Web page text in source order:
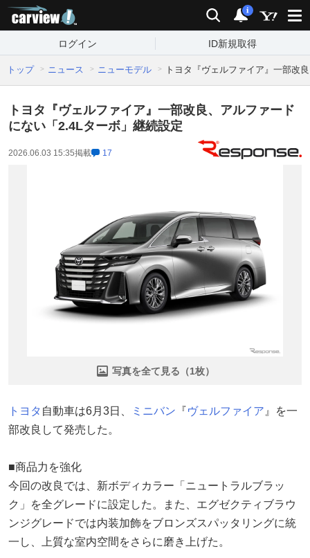
検索 通知
i
ログイン ID新規取得
トップ ニュース ニューモデル トヨタ『ヴェルファイア』一部改
トヨタ『ヴェルファイア』一部改良、アルファード
にない「2.4Lターボ」継続設定
2026.06.03 15:35掲載 17
写真を全て見る（1枚）
トヨタ 自動車は6月3日、 ミニバン 『ヴェルファイア 』を一
部改良して発売した。
■商品力を強化
今回の改良では、新ボディカラー「ニュートラルブラッ
ク」を全グレードに設定した。また、エグゼクティブラウ
ンジグレードでは内装加飾をブロンズスパッタリングに統
一し、上質な室内空間をさらに磨き上げた。